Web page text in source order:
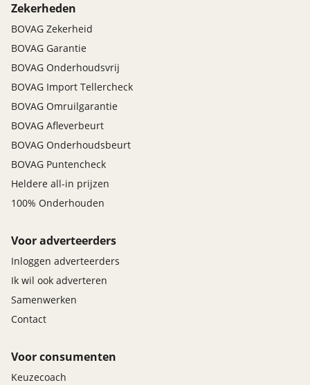
bots waarschuwing systeem
Elektronisch Stabiliteits Programma
Zekerheden
BOVAG Zekerheid
BOVAG Garantie
BOVAG Onderhoudsvrij
BOVAG Import Tellercheck
BOVAG Omruilgarantie
BOVAG Afleverbeurt
BOVAG Onderhoudsbeurt
BOVAG Puntencheck
Heldere all-in prijzen
100% Onderhouden
Voor adverteerders
Inloggen adverteerders
Ik wil ook adverteren
Samenwerken
Contact
Voor consumenten
Keuzecoach